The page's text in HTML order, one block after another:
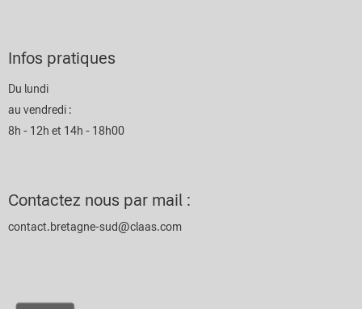
Infos pratiques
Du lundi
au vendredi :
8h - 12h et 14h - 18h00
Contactez nous par mail :
contact.bretagne-sud@claas.com